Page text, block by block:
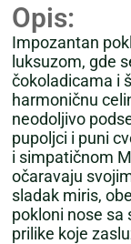
Opis:
Impozantan
luksuzom, gde
čokoladicama i
harmoničnu
neodoljivo
pupoljci i puni
i simpatičnom
očaravaju
sladak miris,
pokloni nose sa
prilike koje